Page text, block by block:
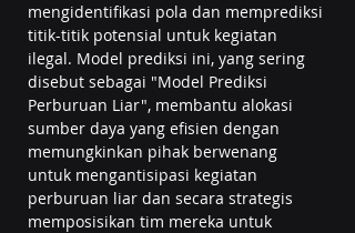
mengidentifikasi pola dan memprediksi
titik-titik potensial untuk kegiatan
ilegal. Model prediksi ini, yang sering
disebut sebagai "Model Prediksi
Perburuan Liar", membantu alokasi
sumber daya yang efisien dengan
memungkinkan pihak berwenang
untuk mengantisipasi kegiatan
perburuan liar dan secara strategis
memposisikan tim mereka untuk